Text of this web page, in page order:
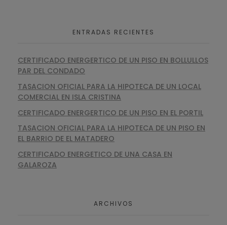
ENTRADAS RECIENTES
CERTIFICADO ENERGERTICO DE UN PISO EN BOLLULLOS
PAR DEL CONDADO
TASACION OFICIAL PARA LA HIPOTECA DE UN LOCAL
COMERCIAL EN ISLA CRISTINA
CERTIFICADO ENERGERTICO DE UN PISO EN EL PORTIL
TASACION OFICIAL PARA LA HIPOTECA DE UN PISO EN
EL BARRIO DE EL MATADERO
CERTIFICADO ENERGETICO DE UNA CASA EN
GALAROZA
ARCHIVOS